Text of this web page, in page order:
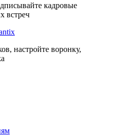
кадровые
встреч
настройте воронку,